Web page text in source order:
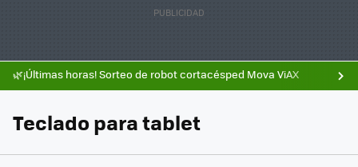
🌿¡Últimas horas! Sorteo de robot cortacésped Mova ViAX
Teclado para tablet